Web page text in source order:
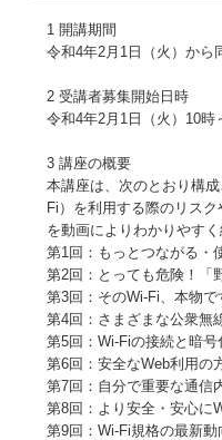
1 開講期間
令和4年2月1日（火）から
2 受講者募集開始日時
令和4年2月1日（火）10時
3 講座の概要
本講座は、次のとおり構
Fi）を利用する際のリス
を動画によりわかりやすく
第1回：もっとつながる・
第2回：とっても危険！「
第3回：そのWi-Fi、本物で
第4回：さまざまな公衆無
第5回：Wi-Fiの接続と暗号
第6回：安全なWeb利用の
第7回：自分で重要な通信
第8回：より安全・安心に
第9回：Wi-Fi規格の最新動